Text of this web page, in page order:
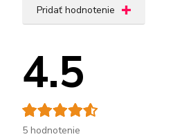
Pridať hodnotenie
4.5
5 hodnotenie